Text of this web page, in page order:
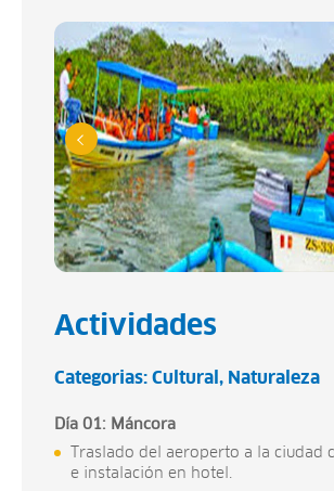
Actividades
Categorias: Cultural Naturaleza
Día 01: Máncora
Traslado del aeroperto a la ciudad
e instalación en hotel.